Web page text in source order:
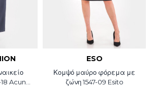
Acun
ESO
Κομψό μαύρο φόρεμα με
ζώνη 1547-09 Esito